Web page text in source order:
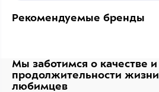
Рекомендуемые бренды
Мы заботимся о качестве и
продолжительности жизни
любимцев